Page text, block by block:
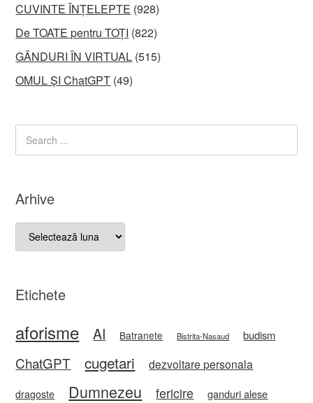
CUVINTE ÎNȚELEPTE (928)
De TOATE pentru TOȚI (822)
GÂNDURI ÎN VIRTUAL (515)
OMUL ȘI ChatGPT (49)
Arhive
Arhive
Etichete
aforisme AI Batranete Bistrita-Nasaud budism
ChatGPT cugetari dezvoltare personala
dragoste Dumnezeu fericire ganduri alese